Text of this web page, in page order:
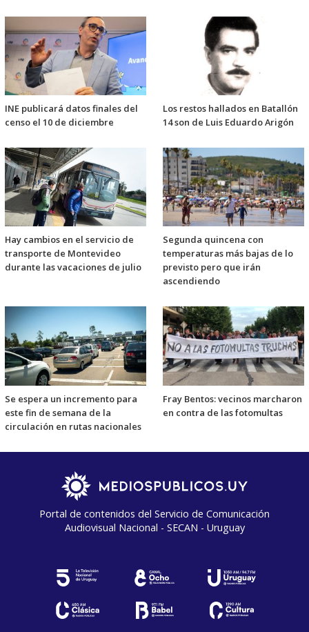
INE publicará datos finales del
censo el 10 de diciembre
Los restos hallados en Batallón
14 son de Luis Eduardo Arigón
Hay cambios en el servicio de
transporte de Montevideo
durante las vacaciones de julio
Segunda quincena con
temperaturas más bajas de lo
previsto pero que irán
ascendiendo
Se espera un incremento para
este fin de semana de la
circulación en rutas nacionales
Fray Bentos: vecinos marcharon
en contra de las fotomultas
Portal de contenidos del Servicio de Comunicación
Audiovisual Nacional - SECAN - Uruguay